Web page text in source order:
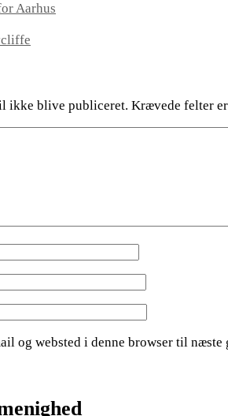
Aarhus
ikke blive publiceret. Krævede felter
og websted i denne browser til næste